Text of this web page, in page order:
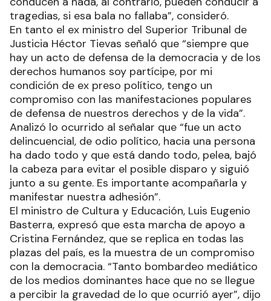
tragedias, si esa bala no fallaba”, consideró.
En tanto el ex ministro del Superior Tribunal de
Justicia Héctor Tievas señaló que “siempre que
hay un acto de defensa de la democracia y de los
derechos humanos soy partícipe, por mi
condición de ex preso político, tengo un
compromiso con las manifestaciones populares
de defensa de nuestros derechos y de la vida”.
Analizó lo ocurrido al señalar que “fue un acto
delincuencial, de odio político, hacia una persona
ha dado todo y que está dando todo, pelea, bajó
la cabeza para evitar el posible disparo y siguió
junto a su gente. Es importante acompañarla y
manifestar nuestra adhesión”.
El ministro de Cultura y Educación, Luis Eugenio
Basterra, expresó que esta marcha de apoyo a
Cristina Fernández, que se replica en todas las
plazas del país, es la muestra de un compromiso
con la democracia. “Tanto bombardeo mediático
de los medios dominantes hace que no se llegue
a percibir la gravedad de lo que ocurrió ayer”, dijo